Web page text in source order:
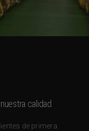
calidad
de primera